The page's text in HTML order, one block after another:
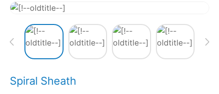
Spiral Sheath